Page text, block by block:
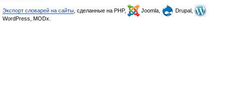
Экспорт словарей на сайты , сделанные на PHP, Joomla,
Drupal,
WordPress, MODx.